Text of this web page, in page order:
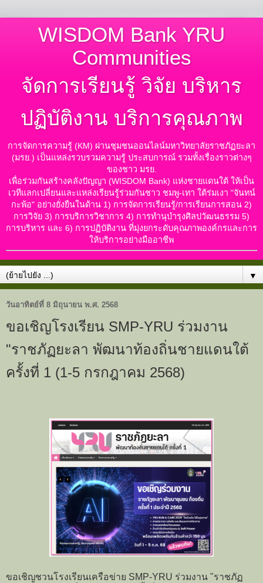
WISDOM Bank YRU
Communities
จัดการเรียนรู้ วิจัย บริหาร
ปฏิบัติงาน บริการคุณภาพ
การจัดการความรู้ (KM) ผ่านชุมชนออนไลน์มหาวิทยาลัยราชภัฏยะลา
(มรย.) เป็นแหล่งรวบรวมความรู้ ประสบการณ์ รวมทั้งเรื่องราวต่างๆ
ของชาว มรย.
เพื่อร่วมกันสร้างคลังปัญญา (WISDOM Bank) แห่งชายแดนใต้ ให้เป็น
เวทีแลกเปลี่ยนและแหล่งเรียนรู้ร่วมกันชาว ชมพู-เทา ใต้ร่มเงา "จันทน์
กะพ้อ" อย่างยั่งยืนในด้าน 1) การจัดการเรียนรู้/การเรียนการสอน 2)
การวิจัย 3) การบริการวิชาการ 4) การทำนุบำรุงศิลปวัฒนธรรม 5)
การบริหาร และ 6) การปฏิบัติงาน ที่มุ่งยกระดับคุณภาพองค์กรและการ
ให้บริการอย่างมืออาชีพ
▼
วันอาทิตย์ที่ 8 มิถุนายน พ.ศ. 2568
ขอเชิญโรงเรียน SMP-YRU ร่วมงาน
"ราชภัฏยะลา พัฒนาท้องถิ่นชายแดนใต้
ครั้งที่ 1 (1-5 กรกฎาคม 2568)
ขอเชิญชวนโรงเรียนเครือข่าย SMP-YRU ร่วมงาน "ราชภัฏ